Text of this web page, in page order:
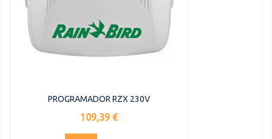
PROGRAMADOR RZX 230V
Precio
109,39 €